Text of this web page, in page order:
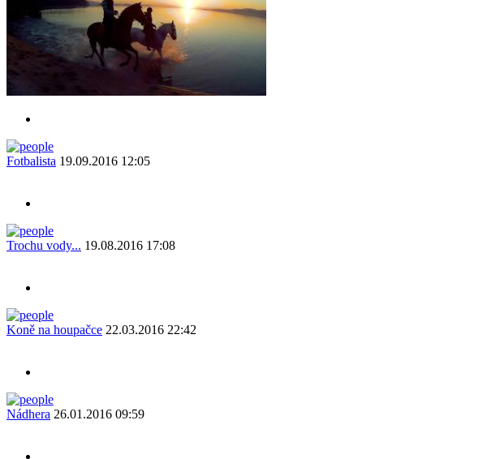
Fotbalista 19.09.2016 12:05
Trochu vody... 19.08.2016 17:08
Koně na houpačce 22.03.2016 22:42
Nádhera 26.01.2016 09:59